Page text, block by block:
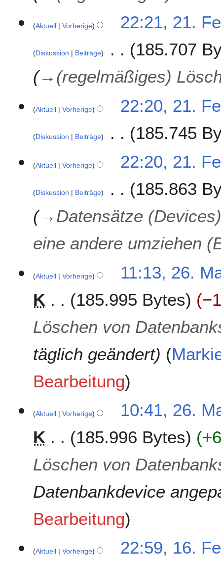
Aktuell Vorherige 22:21, 21.
Diskussion Beiträge
185.707
→ (regelmäßiges)
Aktuell Vorherige 22:20, 21.
Diskussion Beiträge 185.745
Aktuell Vorherige 22:20, 21.
Diskussion Beiträge
185.863
→ Datensätze
eine andere umziehen
6
Aktuell Vorherige
11:13, 26.
K
185.995 Bytes
Löschen von
täglich geändert
Bearbeitung
Aktuell Vorherige
10:41, 26.
K
185.996 Bytes
Löschen von
Datenbankdevice
Bearbeitung
6
Aktuell Vorherige 22:59, 16.